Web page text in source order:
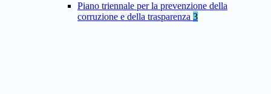
Piano triennale per la prevenzione della
corruzione e della trasparenza 3